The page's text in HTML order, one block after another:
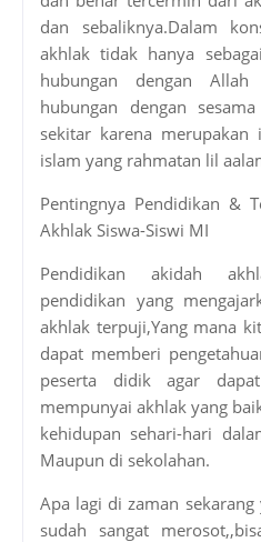
dan sebaliknya.Dalam
akhlak tidak hanya
hubungan dengan
hubungan dengan
sekitar karena merupakan
islam yang rahmatan lil
Pentingnya Pendidikan &
Akhlak Siswa-Siswi MI
Pendidikan akidah
pendidikan yang
akhlak terpuji,Yang mana
dapat memberi
peserta didik agar
mempunyai akhlak yang
kehidupan sehari-hari
Maupun di sekolahan.
Apa lagi di zaman
sudah sangat